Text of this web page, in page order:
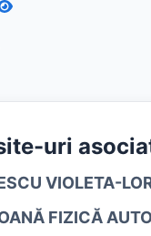
uri
VIOLETA-
FIZICĂ